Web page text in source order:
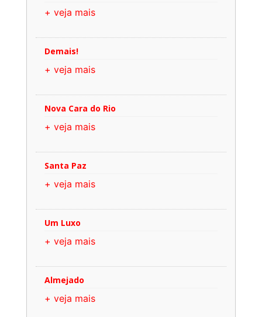
+ veja mais
Demais!
+ veja mais
Nova Cara do Rio
+ veja mais
Santa Paz
+ veja mais
Um Luxo
+ veja mais
Almejado
+ veja mais